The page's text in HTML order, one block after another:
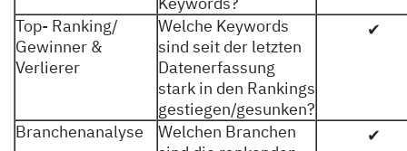
Top- Ranking/
Gewinner &
Verlierer
Welche Keywords
sind seit der letzten
Datenerfassung
stark in den Rankings
gestiegen/gesunken?
✔
Branchenanalyse
Welchen Branchen
✔